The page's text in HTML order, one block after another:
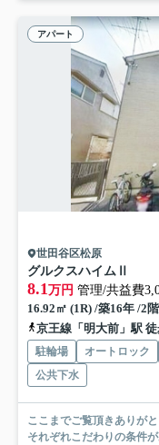
アパート
世田谷区松原
グルクスハイムⅡ
8.1万円 管理/共益費
16.92㎡ (1R) /築16年 /2
京王線「明大前」駅
駐輪場 オートロック
公共下水
ここまでご覧頂きありがとうございます。 お
それぞれこだわりの条件